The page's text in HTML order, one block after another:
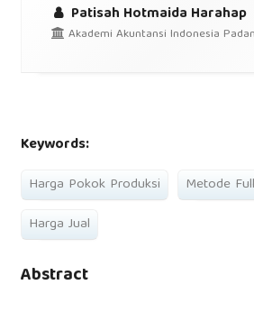
Patisah Hotmaida Harahap
Akademi Akuntansi Indonesia
Keywords:
Harga Pokok Produksi
Metode
Harga Jual
Abstract